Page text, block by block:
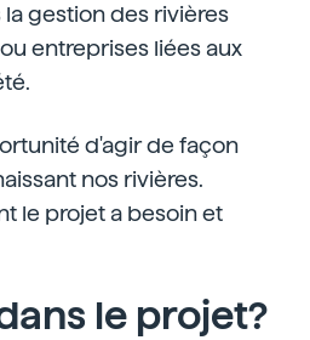
gestion des rivières
entreprises liées aux
d'agir de façon
nos rivières.
le projet a besoin et
le projet?